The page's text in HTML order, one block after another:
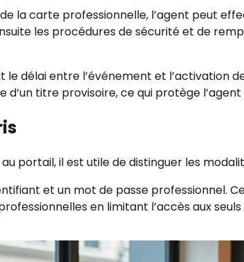
la carte professionnelle, l’agent peut
les procédures de sécurité et de
délai entre l’événement et l’activation
titre provisoire, ce qui protège
portail, il est utile de distinguer les
et un mot de passe
en limitant l’accès aux